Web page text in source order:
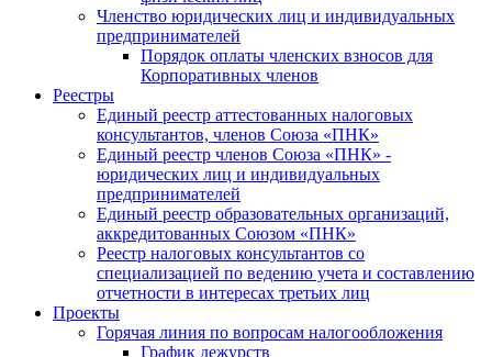
Членство юридических лиц и индивидуальных
предпринимателей
Порядок оплаты членских взносов для
Корпоративных членов
Реестры
Единый реестр аттестованных налоговых
консультантов, членов Союза «ПНК»
Единый реестр членов Союза «ПНК» -
юридических лиц и индивидуальных
предпринимателей
Единый реестр образовательных организаций,
аккредитованных Союзом «ПНК»
Реестр налоговых консультантов со
специализацией по ведению учета и составлению
отчетности в интересах третьих лиц
Проекты
Горячая линия по вопросам налогообложения
График дежурств